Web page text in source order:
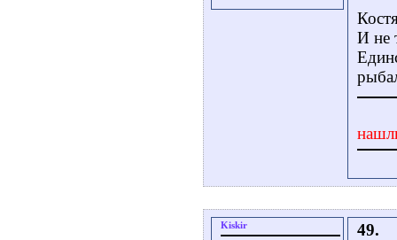
И не
Kiskir
49.